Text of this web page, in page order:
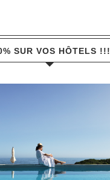
SUR VOS HÔTELS !!!